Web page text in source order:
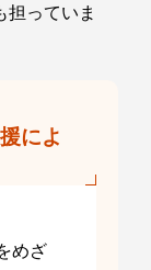
担っていま
によ
めざ